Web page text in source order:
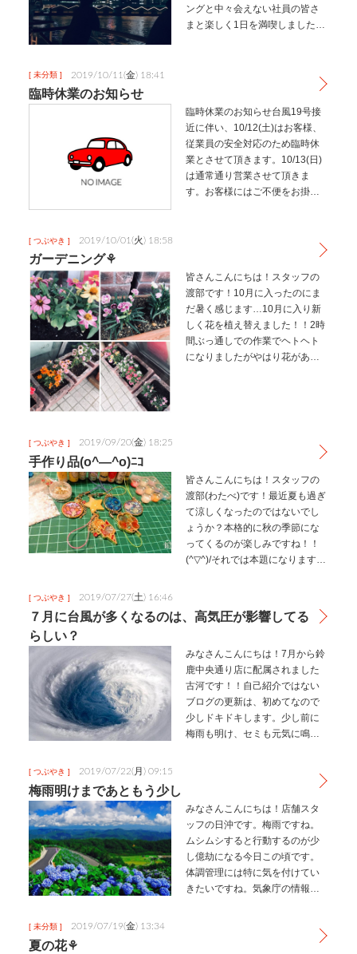
ングと中々会えない社員の皆さ
まと楽しく1日を満喫しました
[ 未分類 ] 2019/10/11(金) 18:41
臨時休業のお知らせ
臨時休業のお知らせ台風19号接
近に伴い、10/12(土)はお客様、
従業員の安全対応のため臨時休
業とさせて頂きます。10/13(日)
は通常通り営業させて頂きま
す。お客様にはご不便をお掛け
[ つぶやき ] 2019/10/01(火) 18:58
ガーデニング⚘
皆さんこんにちは！スタッフの
渡部です！10月に入ったのにま
だ暑く感じます…10月に入り新
しく花を植え替えました！！2時
間ぶっ通しでの作業でヘトヘト
になりましたがやはり花がある
[ つぶやき ] 2019/09/20(金) 18:25
手作り品(o^―^o)ﾆｺ
皆さんこんにちは！スタッフの
渡部(わたべ)です！最近夏も過ぎ
て涼しくなったのではないでし
ょうか？本格的に秋の季節にな
ってくるのが楽しみですね！！
(^▽^)/それでは本題になりますが
です(⌒∇⌒)以前店舗でのお祭り
の時にもお客様に喜んでも…
[ つぶやき ] 2019/07/27(土) 16:46
７月に台風が多くなるのは、高気圧が影響してる
らしい？
みなさんこんにちは！7月から鈴
鹿中央通り店に配属されました
古河です！！自己紹介ではない
ブログの更新は、初めてなので
少しドキドキします。少し前に
梅雨も明け、セミも元気に鳴き
が来ると名…
[ つぶやき ] 2019/07/22(月) 09:15
梅雨明けまであともう少し
みなさんこんにちは！店舗スタ
ッフの日沖です。梅雨ですね。
ムシムシすると行動するのが少
し億劫になる今日この頃です。
体調管理には特に気を付けてい
きたいですね。気象庁の情報に
[ 未分類 ] 2019/07/19(金) 13:34
夏の花⚘